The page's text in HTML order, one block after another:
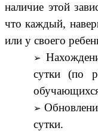
наличие этой
что каждый,
или у своего
сутки (по
сутки.